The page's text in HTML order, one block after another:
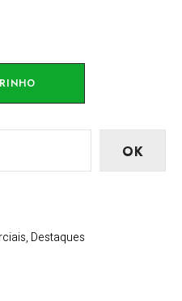
OK
, Destaques